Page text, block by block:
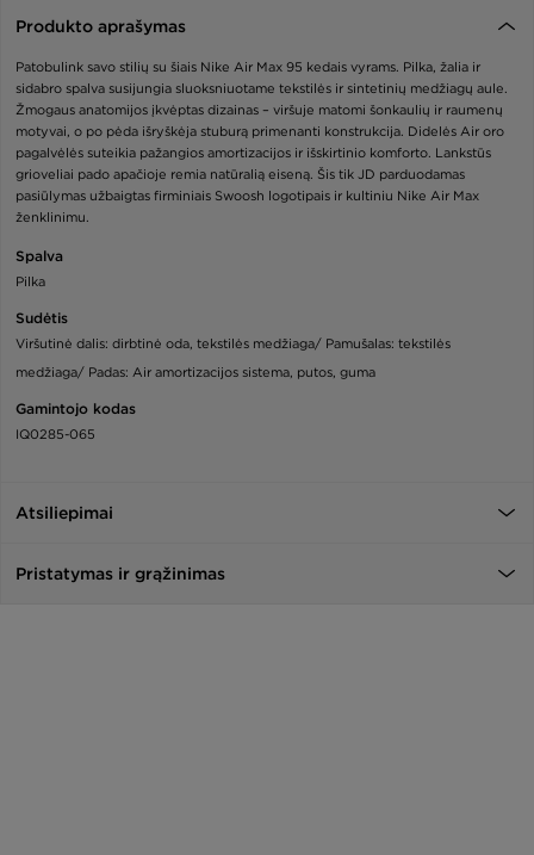
Produkto aprašymas
Patobulink savo stilių su šiais Nike Air Max 95 kedais vyrams. Pilka, žalia ir
sidabro spalva susijungia sluoksniuotame tekstilės ir sintetinių medžiagų aule.
Žmogaus anatomijos įkvėptas dizainas – viršuje matomi šonkaulių ir raumenų
motyvai, o po pėda išryškėja stuburą primenanti konstrukcija. Didelės Air oro
pagalvėlės suteikia pažangios amortizacijos ir išskirtinio komforto. Lankstūs
grioveliai pado apačioje remia natūralią eiseną. Šis tik JD parduodamas
pasiūlymas užbaigtas firminiais Swoosh logotipais ir kultiniu Nike Air Max
ženklinimu.
Spalva
Pilka
Sudėtis
Viršutinė dalis: dirbtinė oda, tekstilės medžiaga/ Pamušalas: tekstilės
medžiaga/ Padas: Air amortizacijos sistema, putos, guma
Gamintojo kodas
IQ0285-065
Atsiliepimai
Pristatymas ir grąžinimas